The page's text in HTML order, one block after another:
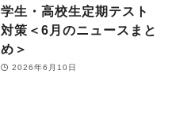
学生・高校生定期テスト
対策＜6月のニュースまと
め＞
2026年6月10日